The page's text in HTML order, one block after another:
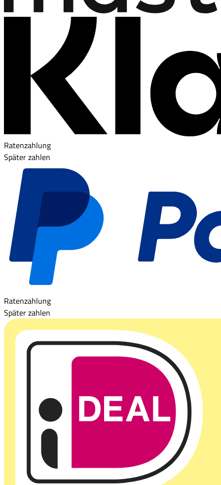
Ratenzahlung
Später zahlen
Ratenzahlung
Später zahlen